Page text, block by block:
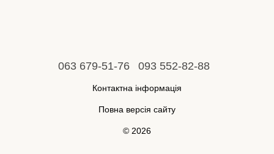
063 679-51-76 093 552-82-88
Контактна інформація
Повна версія сайту
© 2026